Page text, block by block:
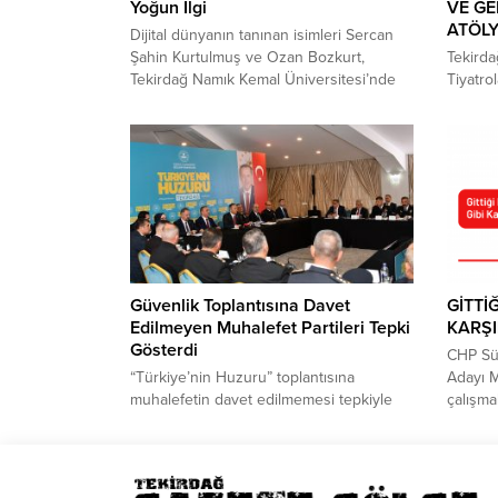
Yoğun İlgi ​
Dijital dünyanın tanınan isimleri Sercan
Şahin Kurtulmuş ve Ozan Bozkurt,
Tekirdağ Namık Kemal Üniversitesi’nde
sahipliğinde düzenlenen söyleşiye
yüzlerce öğrenci katıldı. Salonun
kapasitesinin dolması nedeniyle bazı
katılımcılar programı ayakta ve
koridorlardan takip etti. Kurumsal İletişim
Koordinatörlüğü, Sosyoloji Topluluğu ve
Sağlık Kültür Spor Daire Başkanlığı iş
birliğiyle gerçekleştirilen...
VE
hem
Güvenlik Toplantısına Davet
Edilmeyen Muhalefet Partileri Tepki
Gösterdi
“Türkiye’nin Huzuru” toplantısına
muhalefetin davet edilmemesi tepkiyle
üzere Vallikten randevu alındığı bir
CHP
Adayı